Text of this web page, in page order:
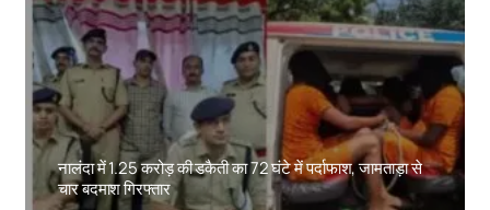
नालंदा में 1.25 करोड़ की डकैती का 72 घंटे में पर्दाफाश, जामताड़ा से
चार बदमाश गिरफ्तार